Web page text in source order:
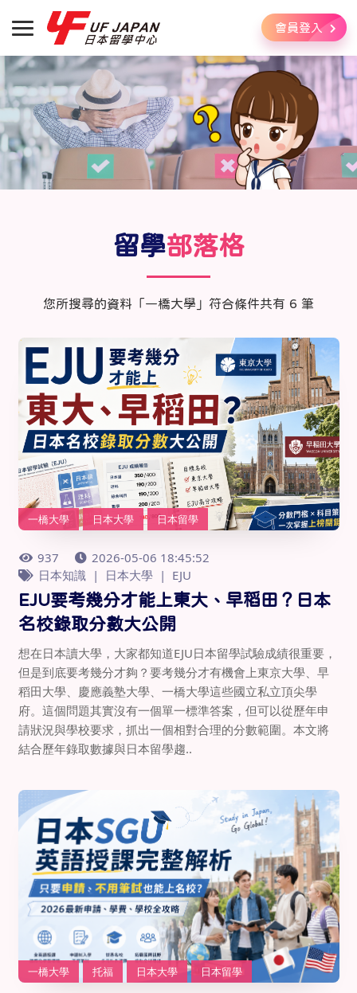
會員登入
留學部落格
您所搜尋的資料「一橋大學」符合條件共有 6 筆
一橋大學 日本大學 日本留學
937
2026-05-06 18:45:52
日本知識
日本大學 EJU
EJU要考幾分才能上東大、早稻田？日本
名校錄取分數大公開
想在日本讀大學，大家都知道EJU日本留學試驗成績很重要，
但是到底要考幾分才夠？要考幾分才有機會上東京大學、早
稻田大學、慶應義塾大學、一橋大學這些國立私立頂尖學
府。這個問題其實沒有一個單一標準答案，但可以從歷年申
請狀況與學校要求，抓出一個相對合理的分數範圍。本文將
結合歷年錄取數據與日本留學趨..
一橋大學 托福 日本大學 日本留學